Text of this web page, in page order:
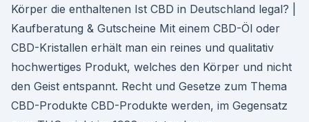
Körper die enthaltenen Ist CBD in Deutschland legal? |
Kaufberatung & Gutscheine Mit einem CBD-Öl oder
CBD-Kristallen erhält man ein reines und qualitativ
hochwertiges Produkt, welches den Körper und nicht
den Geist entspannt. Recht und Gesetze zum Thema
CBD-Produkte CBD-Produkte werden, im Gegensatz